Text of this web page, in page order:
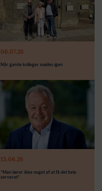
06.07.26
Når gamle kolleger mødes igen
13.06.26
”Man lærer ikke noget af at få det hele
serveret”